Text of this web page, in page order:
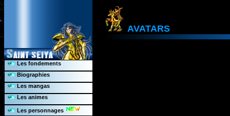
Les fondements
Biographies
Les mangas
Les animes
Les personnages
AVATARS